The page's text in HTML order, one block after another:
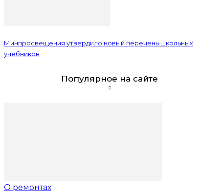
Минпросвещения утвердило новый перечень школьных
учебников
Популярное на сайте
О ремонтах